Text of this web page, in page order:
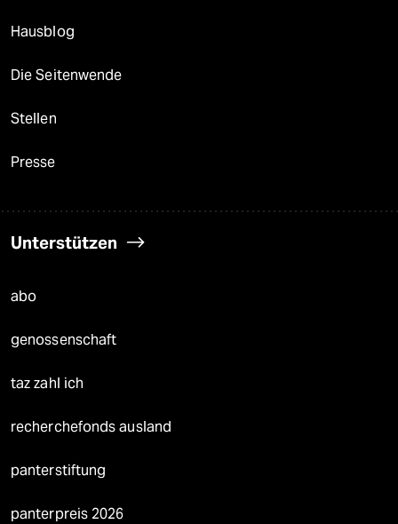
Hausblog
Die Seitenwende
Stellen
Presse
Unterstützen
abo
genossenschaft
taz zahl ich
recherchefonds ausland
panterstiftung
panterpreis 2026